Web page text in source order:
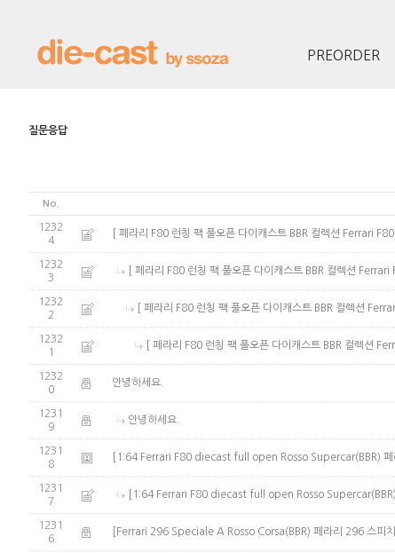
PREORDER
질문응답
No.
1232
4
[ 페라리 F80 런칭 팩 풀오픈 다이캐스트 BBR 컬렉션
1232
3
[ 페라리 F80 런칭 팩 풀오픈 다이캐스트 BBR 컬렉션
1232
2
[ 페라리 F80 런칭 팩 풀오픈 다이캐스트 BBR 컬렉션
1232
1
[ 페라리 F80 런칭 팩 풀오픈 다이캐스트 BBR 컬렉
1232
0
안녕하세요.
1231
9
안녕하세요.
1231
8
[1:64 Ferrari F80 diecast full open Rosso Supercar(BBR) 페
1231
7
[1:64 Ferrari F80 diecast full open Rosso Supercar(BBR)
1231
6
[Ferrari 296 Speciale A Rosso Corsa(BBR) 페라리 296 스피치